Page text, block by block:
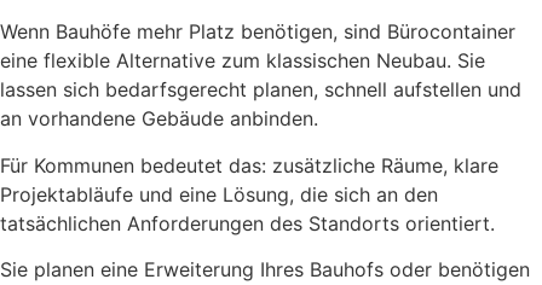
Wenn Bauhöfe mehr Platz benötigen, sind Bürocontainer
eine flexible Alternative zum klassischen Neubau. Sie
lassen sich bedarfsgerecht planen, schnell aufstellen und
an vorhandene Gebäude anbinden.
Für Kommunen bedeutet das: zusätzliche Räume, klare
Projektabläufe und eine Lösung, die sich an den
tatsächlichen Anforderungen des Standorts orientiert.
Sie planen eine Erweiterung Ihres Bauhofs oder benötigen